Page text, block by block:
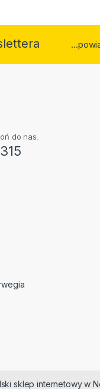
do nas.
sklep internetowy w